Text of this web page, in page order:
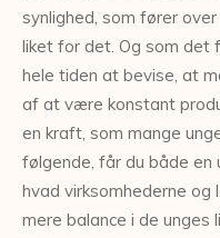
synlighed, som fører
liket for det. Og som det
hele tiden at bevise, at
af at være konstant
en kraft, som mange
følgende, får du både en
hvad virksomhederne og
mere balance i de unges